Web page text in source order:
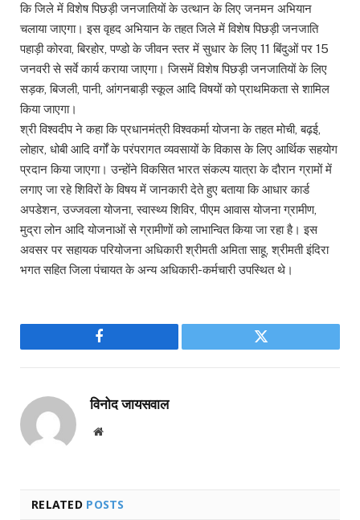
कि जिले में विशेष पिछड़ी जनजातियों के उत्थान के लिए जनमन अभियान
चलाया जाएगा। इस वृहद अभियान के तहत जिले में विशेष पिछड़ी जनजाति
पहाड़ी कोरवा, बिरहोर, पण्डो के जीवन स्तर में सुधार के लिए 11 बिंदुओं पर 15
जनवरी से सर्वे कार्य कराया जाएगा। जिसमें विशेष पिछड़ी जनजातियों के लिए
सड़क, बिजली, पानी, आंगनबाड़ी स्कूल आदि विषयों को प्राथमिकता से शामिल
किया जाएगा।
श्री विश्वदीप ने कहा कि प्रधानमंत्री विश्वकर्मा योजना के तहत मोची, बढ़ई,
लोहार, धोबी आदि वर्गों के परंपरागत व्यवसायों के विकास के लिए आर्थिक सहयोग
प्रदान किया जाएगा। उन्होंने विकसित भारत संकल्प यात्रा के दौरान ग्रामों में
लगाए जा रहे शिविरों के विषय में जानकारी देते हुए बताया कि आधार कार्ड
अपडेशन, उज्जवला योजना, स्वास्थ्य शिविर, पीएम आवास योजना ग्रामीण,
मुद्रा लोन आदि योजनाओं से ग्रामीणों को लाभान्वित किया जा रहा है। इस
अवसर पर सहायक परियोजना अधिकारी श्रीमती अमिता साहू, श्रीमती इंदिरा
भगत सहित जिला पंचायत के अन्य अधिकारी-कर्मचारी उपस्थित थे।
Facebook Twitter
विनोद जायसवाल
Website
RELATED POSTS